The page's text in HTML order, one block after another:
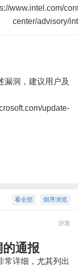
www.intel.com/
center/advisory/
漏洞，建议用户及
update-
倒序浏览
看全部
沙发
通报
常详细，尤其列出